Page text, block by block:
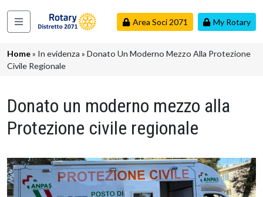
Area Soci 2071 My Rotary
Navigazione principale
Briciole di pane
Home In evidenza
Donato Un Moderno Mezzo Alla Protezione
Civile Regionale
Donato un moderno mezzo alla
Protezione civile regionale